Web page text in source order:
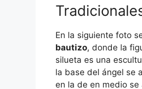
En la siguiente foto
bautizo, donde la
silueta es una
la base del ángel se
en la de en medio